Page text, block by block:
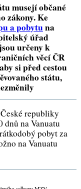
musejí občané
zákony. Ke
a pobytuna
úřad
určeny k
věcí ČR
si před cestou
státu,
republiky
na Vanuatu
pobyt za
na Vanuatu